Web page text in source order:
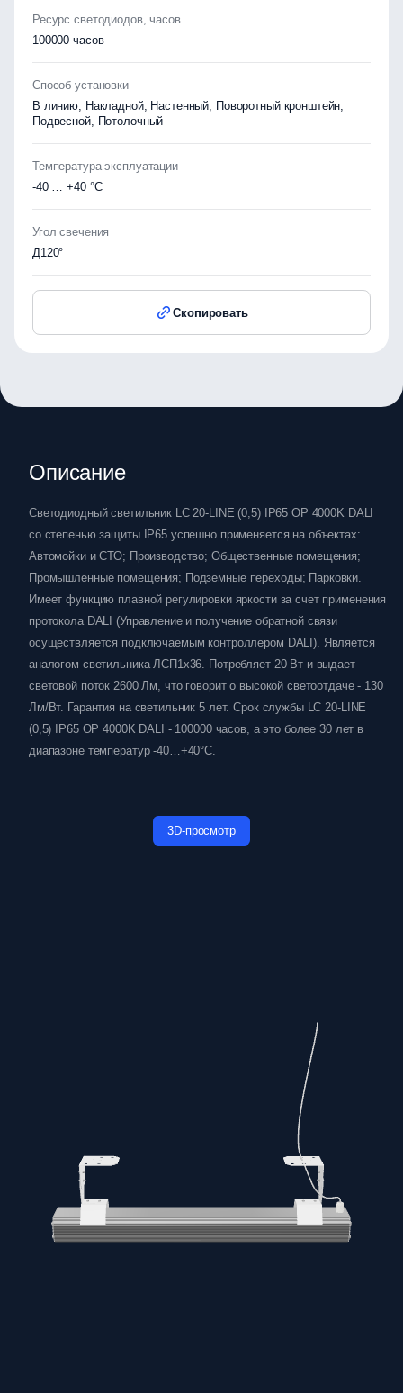
Ресурс светодиодов, часов
100000 часов
Способ установки
В линию, Накладной, Настенный, Поворотный кронштейн,
Подвесной, Потолочный
Температура эксплуатации
-40 … +40 °C
Угол свечения
Д120°
Скопировать
Описание
Светодиодный светильник LC 20-LINE (0,5) IP65 OP 4000K DALI
со степенью защиты IP65 успешно применяется на объектах:
Автомойки и СТО; Производство; Общественные помещения;
Промышленные помещения; Подземные переходы; Парковки.
Имеет функцию плавной регулировки яркости за счет применения
протокола DALI (Управление и получение обратной связи
осуществляется подключаемым контроллером DALI). Является
аналогом светильника ЛСП1х36. Потребляет 20 Вт и выдает
световой поток 2600 Лм, что говорит о высокой светоотдаче - 130
Лм/Вт. Гарантия на светильник 5 лет. Срок службы LC 20-LINE
(0,5) IP65 OP 4000K DALI - 100000 часов, а это более 30 лет в
диапазоне температур -40…+40°C.
3D-просмотр